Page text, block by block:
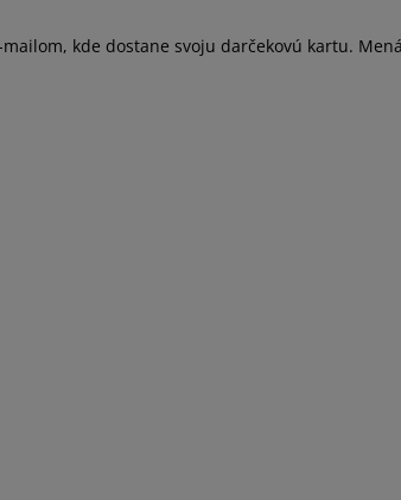
kde dostane svoju darčekovú kartu.